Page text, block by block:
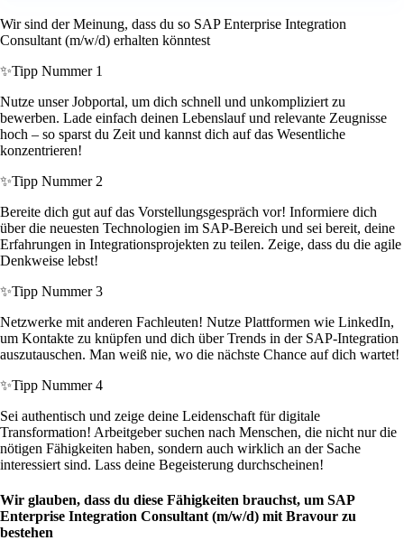
Wir sind der Meinung, dass du so SAP Enterprise Integration
Consultant (m/w/d) erhalten könntest
✨Tipp Nummer 1
Nutze unser Jobportal, um dich schnell und unkompliziert zu
bewerben. Lade einfach deinen Lebenslauf und relevante Zeugnisse
hoch – so sparst du Zeit und kannst dich auf das Wesentliche
konzentrieren!
✨Tipp Nummer 2
Bereite dich gut auf das Vorstellungsgespräch vor! Informiere dich
über die neuesten Technologien im SAP-Bereich und sei bereit, deine
Erfahrungen in Integrationsprojekten zu teilen. Zeige, dass du die agile
Denkweise lebst!
✨Tipp Nummer 3
Netzwerke mit anderen Fachleuten! Nutze Plattformen wie LinkedIn,
um Kontakte zu knüpfen und dich über Trends in der SAP-Integration
auszutauschen. Man weiß nie, wo die nächste Chance auf dich wartet!
✨Tipp Nummer 4
Sei authentisch und zeige deine Leidenschaft für digitale
Transformation! Arbeitgeber suchen nach Menschen, die nicht nur die
nötigen Fähigkeiten haben, sondern auch wirklich an der Sache
interessiert sind. Lass deine Begeisterung durchscheinen!
Wir glauben, dass du diese Fähigkeiten brauchst, um SAP
Enterprise Integration Consultant (m/w/d) mit Bravour zu
bestehen